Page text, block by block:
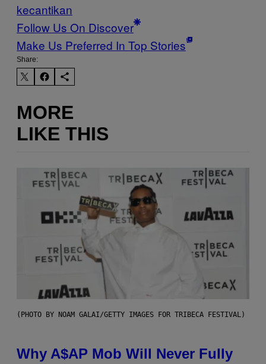
kecantikan
Follow Us On Discover
Make Us Preferred In Top Stories
Share:
MORE
LIKE THIS
(PHOTO BY NOAM GALAI/GETTY IMAGES FOR TRIBECA FESTIVAL)
Why A$AP Mob Will Never Fully